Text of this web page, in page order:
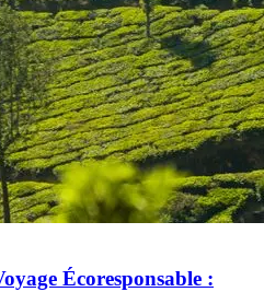
Écoresponsable :